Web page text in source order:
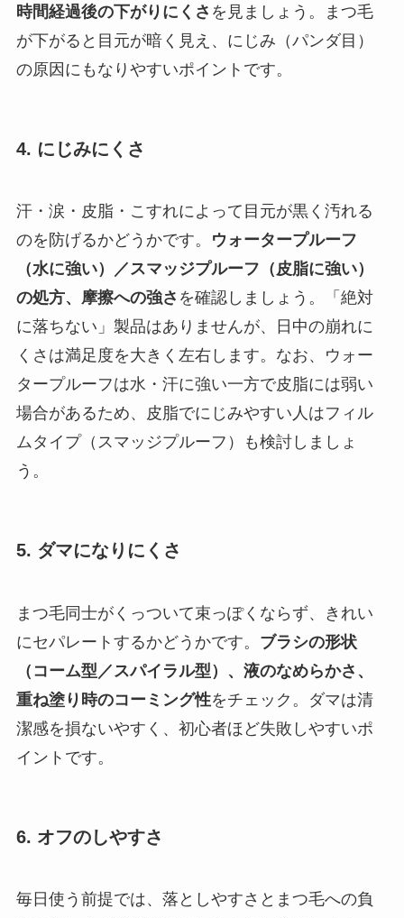
時間経過後の下がりにくさ を見ましょう。まつ毛
が下がると目元が暗く見え、にじみ（パンダ目）
の原因にもなりやすいポイントです。
4. にじみにくさ
汗・涙・皮脂・こすれによって目元が黒く汚れる
のを防げるかどうかです。
ウォータープルーフ
（水に強い）／スマッジプルーフ（皮脂に強い）
の処方、摩擦への強さ を確認しましょう。「絶対
に落ちない」製品はありませんが、日中の崩れに
くさは満足度を大きく左右します。なお、ウォー
タープルーフは水・汗に強い一方で皮脂には弱い
場合があるため、皮脂でにじみやすい人はフィル
ムタイプ（スマッジプルーフ）も検討しましょ
う。
5. ダマになりにくさ
まつ毛同士がくっついて束っぽくならず、きれい
にセパレートするかどうかです。 ブラシの形状
（コーム型／スパイラル型）、液のなめらかさ、
重ね塗り時のコーミング性をチェック。ダマは清
潔感を損ないやすく、初心者ほど失敗しやすいポ
イントです。
6. オフのしやすさ
毎日使う前提では、落としやすさとまつ毛への負